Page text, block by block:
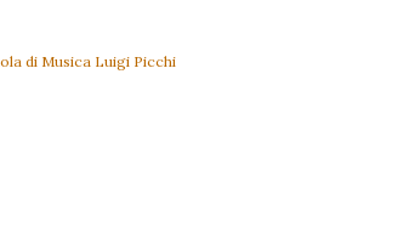
di Musica Luigi Picchi